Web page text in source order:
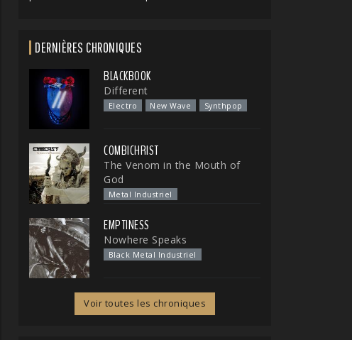
DERNIÈRES CHRONIQUES
BLACKBOOK
Different
Electro New Wave Synthpop
COMBICHRIST
The Venom in the Mouth of
God
Metal Industriel
EMPTINESS
Nowhere Speaks
Black Metal Industriel
Voir toutes les chroniques